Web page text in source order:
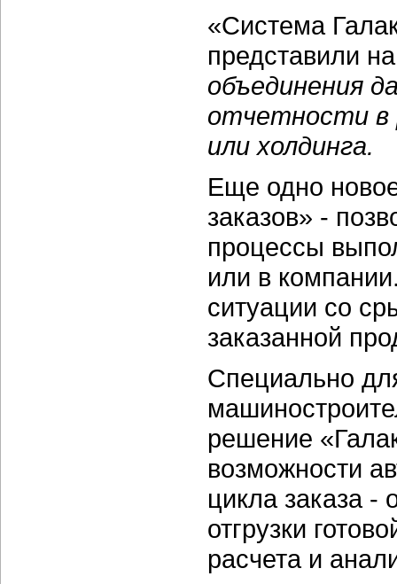
«Система
представили
объединения
отчетности в
или холдинга.
Еще одно
заказов» -
процессы
или в
ситуации со
заказанной
Специально
решение
возможности
цикла заказа -
отгрузки
расчета и